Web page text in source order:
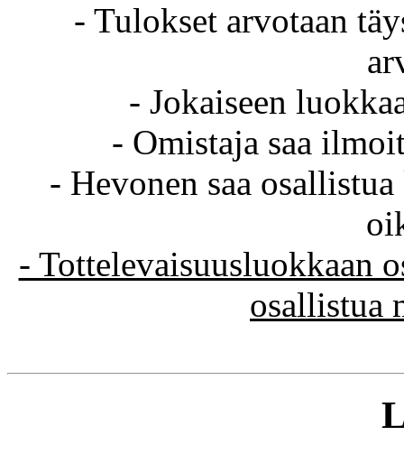
- Tulokset arvotaan
- Jokaiseen
- Omistaja saa
- Hevonen saa
- Tottelevaisuusluokkaan
osallistua